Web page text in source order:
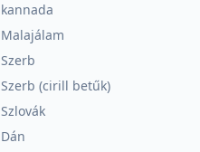
kannada
Malajálam
Szerb
Szerb (cirill betűk)
Szlovák
Dán